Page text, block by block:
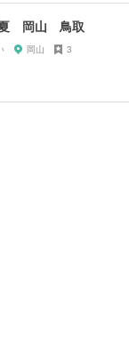
岡山 鳥取
岡山 3